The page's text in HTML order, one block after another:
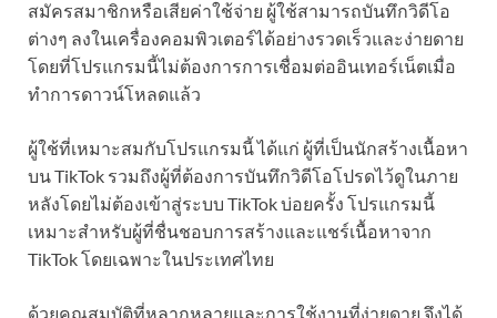
สมัครสมาชิกหรือเสียค่าใช้จ่าย ผู้ใช้สามารถบันทึกวิดีโอ
ต่างๆ ลงในเครื่องคอมพิวเตอร์ได้อย่างรวดเร็วและง่ายดาย
โดยที่โปรแกรมนี้ไม่ต้องการการเชื่อมต่ออินเทอร์เน็ตเมื่อ
ทำการดาวน์โหลดแล้ว
ผู้ใช้ที่เหมาะสมกับโปรแกรมนี้ ได้แก่ ผู้ที่เป็นนักสร้างเนื้อหา
บน TikTok รวมถึงผู้ที่ต้องการบันทึกวิดีโอโปรดไว้ดูในภาย
หลังโดยไม่ต้องเข้าสู่ระบบ TikTok บ่อยครั้ง โปรแกรมนี้
เหมาะสำหรับผู้ที่ชื่นชอบการสร้างและแชร์เนื้อหาจาก
TikTok โดยเฉพาะในประเทศไทย
ด้วยคุณสมบัติที่หลากหลายและการใช้งานที่ง่ายดาย จึงได้